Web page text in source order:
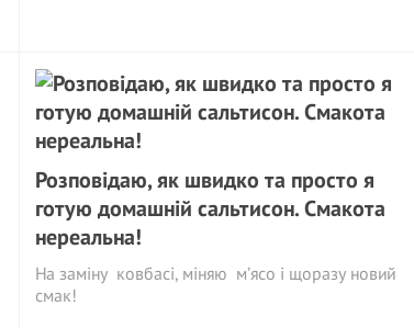
Розповідаю, як швидко та просто я
готую домашній сальтисон. Смакота
нереальна!
На заміну ковбасі, міняю м’ясо і щоразу новий
смак!